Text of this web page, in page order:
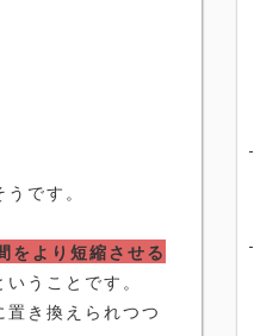
うです。
をより短縮させる
うことです。
き換えられつつ